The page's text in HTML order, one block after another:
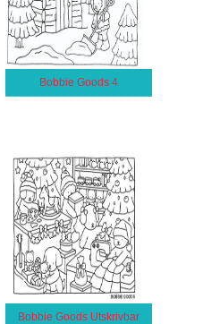
Bobbie Goods 4
Bobbie Goods Utskrivbar